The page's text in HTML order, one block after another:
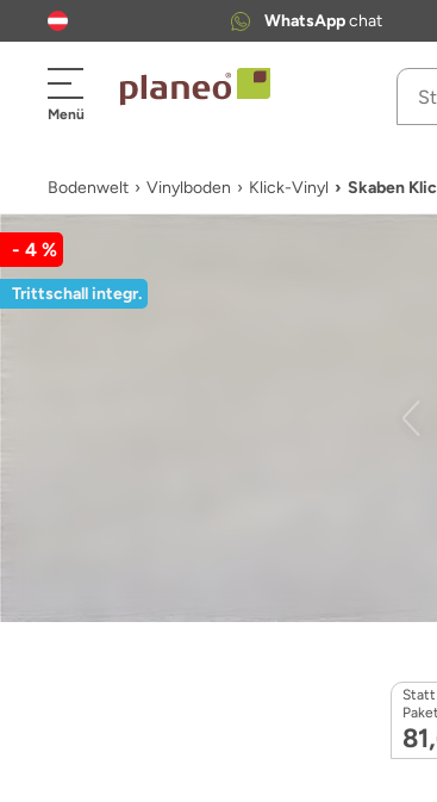
WhatsAppchat
Menü
Bodenwelt Vinylboden Klick-Vinyl Skaben
- 4 %
Trittschall integr.
Statt